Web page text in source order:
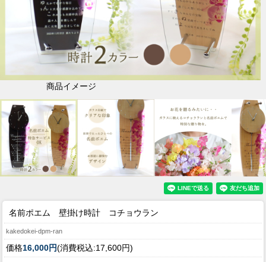
商品イメージ
名前ポエム 壁掛け時計 コチョウラン
kakedokei-dpm-ran
価格16,000円(消費税込:17,600円)